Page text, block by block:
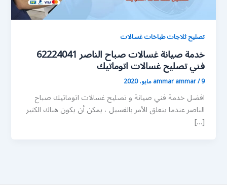
تصليح ثلاجات طباخات غسالات
خدمة صيانة غسالات صباح الناصر 62224041
فني تصليح غسالات اتوماتيك
ammar ammar/9 مايو، 2020
افضل خدمة فني صيانة و تصليح غسالات اتوماتيك صباح
الناصر عندما يتعلق الأمر بالغسيل ، يمكن أن يكون هناك الكثير
[…]